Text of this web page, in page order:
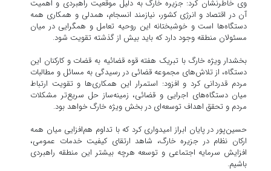
وی خاطرنشان کرد: جزیره خارگ به دلیل موقعیت راهبردی و اهمیت
آن در اقتصاد و انرژی کشور، نیازمند انسجام، همدلی و همکاری همه
دستگاه‌ها است و خوشبختانه این روحیه تعامل و همگرایی در میان
مسئولان منطقه وجود دارد که باید بیش از گذشته تقویت شود.
بخشدار ویژه خارگ با تبریک هفته قوه قضائیه به قضات و کارکنان این
دستگاه، از تلاش‌های مجموعه قضائی در رسیدگی به مسائل و مطالبات
مردم قدردانی کرد و افزود: استمرار این همکاری‌ها و تقویت ارتباط
میان دستگاه‌های اجرایی و قضائی، زمینه‌ساز حل سریع‌تر مشکلات
مردم و تحقق اهداف توسعه‌ای در بخش ویژه خارگ خواهد بود.
حسین‌پور در پایان ابراز امیدواری کرد که با تداوم هم‌افزایی میان همه
ارکان نظام در جزیره خارگ، شاهد ارتقای کیفیت خدمات عمومی،
افزایش سرمایه اجتماعی و توسعه هرچه بیشتر این منطقه راهبردی
باشیم.